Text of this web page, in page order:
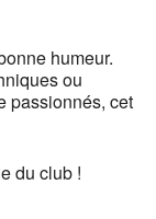
humeur.
ou
passionnés, cet
du club !